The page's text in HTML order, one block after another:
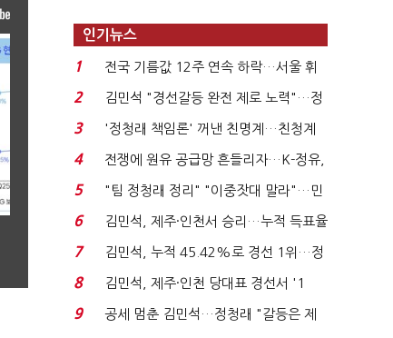
인기뉴스
1
전국 기름값 12주 연속 하락…서울 휘
발윳값 1909원...
2
김민석 "경선갈등 완전 제로 노력"…정
청래 "반명 공세 사...
3
'정청래 책임론' 꺼낸 친명계…친청계
는 추가투표 때리기...
4
전쟁에 원유 공급망 흔들리자…K-정유,
에너지안보 핵심...
5
"팀 정청래 정리" "이중잣대 말라"…민
주 최고위원 계파 다...
6
김민석, 제주·인천서 승리…누적 득표율
'1위 탈환'(종합)...
7
김민석, 누적 45.42%로 경선 1위…정
청래와 격차 0.86%p(...
8
김민석, 제주·인천 당대표 경선서 '1
위'(1보)...
9
공세 멈춘 김민석…정청래 "갈등은 제